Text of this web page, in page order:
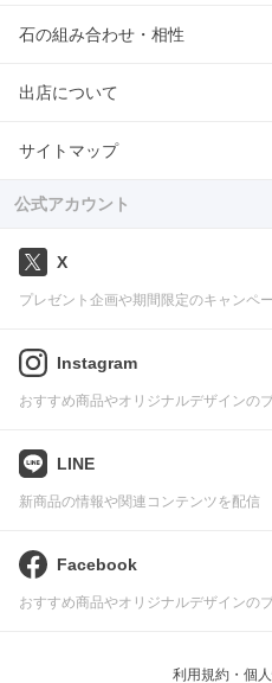
石の組み合わせ・相性
出店について
サイトマップ
公式アカウント
X
プレゼント企画や期間限定のキャンペ
Instagram
おすすめ商品やオリジナルデザインの
LINE
新商品の情報や関連コンテンツを配信
Facebook
おすすめ商品やオリジナルデザインの
利用規約・個